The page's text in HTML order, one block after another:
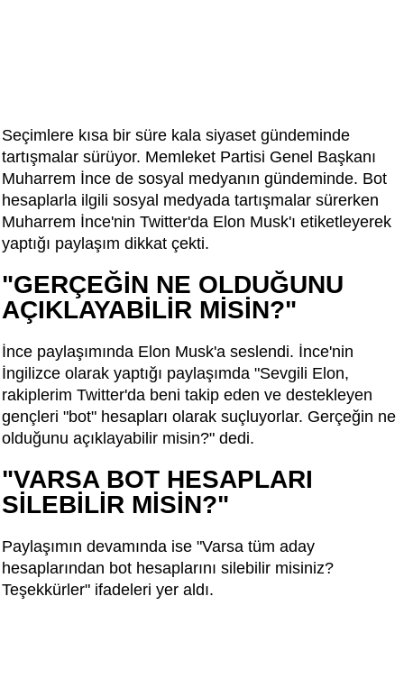
Seçimlere kısa bir süre kala siyaset gündeminde
tartışmalar sürüyor. Memleket Partisi Genel Başkanı
Muharrem İnce de sosyal medyanın gündeminde. Bot
hesaplarla ilgili sosyal medyada tartışmalar sürerken
Muharrem İnce'nin Twitter'da Elon Musk'ı etiketleyerek
yaptığı paylaşım dikkat çekti.
"GERÇEĞİN NE OLDUĞUNU
AÇIKLAYABİLİR MİSİN?"
İnce paylaşımında Elon Musk'a seslendi. İnce'nin
İngilizce olarak yaptığı paylaşımda "Sevgili Elon,
rakiplerim Twitter'da beni takip eden ve destekleyen
gençleri "bot" hesapları olarak suçluyorlar. Gerçeğin ne
olduğunu açıklayabilir misin?" dedi.
"VARSA BOT HESAPLARI
SİLEBİLİR MİSİN?"
Paylaşımın devamında ise "Varsa tüm aday
hesaplarından bot hesaplarını silebilir misiniz?
Teşekkürler" ifadeleri yer aldı.